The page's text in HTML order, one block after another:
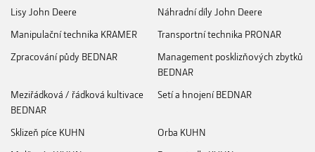
Lisy John Deere
Náhradní díly John Deere
Manipulační technika KRAMER
Transportní technika PRONAR
Zpracování půdy BEDNAR
Management posklizňových zbytků
BEDNAR
Meziřádková / řádková kultivace
BEDNAR
Setí a hnojení BEDNAR
Sklizeň píce KUHN
Orba KUHN